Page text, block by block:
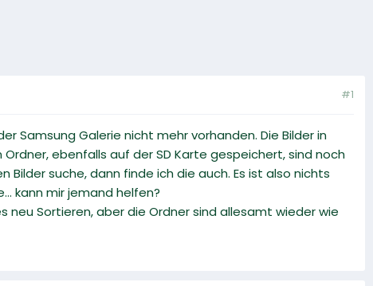
#1
Samsung Galerie nicht mehr vorhanden. Die Bilder in
ebenfalls auf der SD Karte gespeichert, sind noch
Bilder suche, dann finde ich die auch. Es ist also nichts
kann mir jemand helfen?
neu Sortieren, aber die Ordner sind allesamt wieder wie